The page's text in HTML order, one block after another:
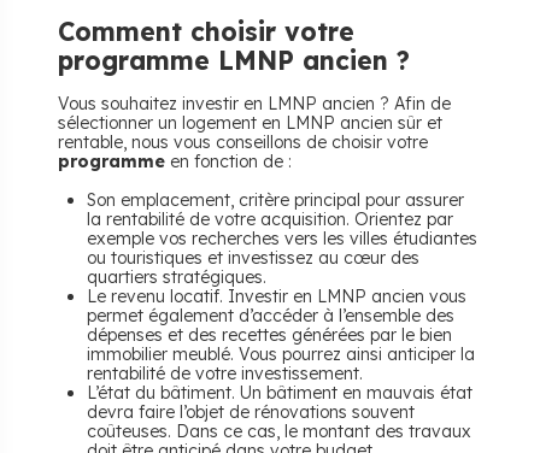
Comment choisir votre
programme LMNP ancien ?
Vous souhaitez investir en LMNP ancien ? Afin de
sélectionner un logement en LMNP ancien sûr et
rentable, nous vous conseillons de choisir votre
programme en fonction de :
Son emplacement, critère principal pour assurer
la rentabilité de votre acquisition. Orientez par
exemple vos recherches vers les villes étudiantes
ou touristiques et investissez au cœur des
quartiers stratégiques.
Le revenu locatif. Investir en LMNP ancien vous
permet également d’accéder à l’ensemble des
dépenses et des recettes générées par le bien
immobilier meublé. Vous pourrez ainsi anticiper la
rentabilité de votre investissement.
L’état du bâtiment. Un bâtiment en mauvais état
devra faire l’objet de rénovations souvent
coûteuses. Dans ce cas, le montant des travaux